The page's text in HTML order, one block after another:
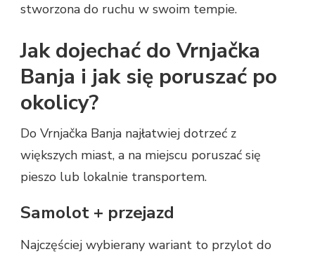
stworzona do ruchu w swoim tempie.
Jak dojechać do Vrnjačka
Banja i jak się poruszać po
okolicy?
Do Vrnjačka Banja najłatwiej dotrzeć z
większych miast, a na miejscu poruszać się
pieszo lub lokalnie transportem.
Samolot + przejazd
Najczęściej wybierany wariant to przylot do